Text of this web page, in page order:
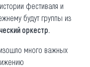
фестиваля и
будут группы из
оркестр.
много важных